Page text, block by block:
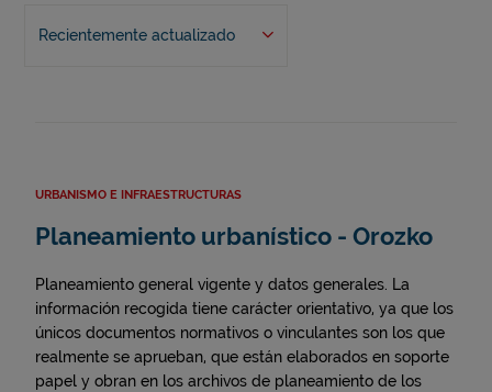
Recientemente actualizado
URBANISMO E INFRAESTRUCTURAS
Planeamiento urbanístico - Orozko
Planeamiento general vigente y datos generales. La
información recogida tiene carácter orientativo, ya que los
únicos documentos normativos o vinculantes son los que
realmente se aprueban, que están elaborados en soporte
papel y obran en los archivos de planeamiento de los